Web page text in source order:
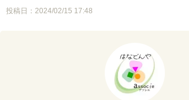
投稿日：2024/02/15 17:48